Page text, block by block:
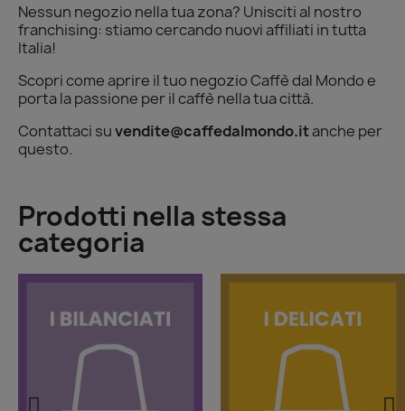
Nessun negozio nella tua zona? Unisciti al nostro
franchising: stiamo cercando nuovi affiliati in tutta
Italia!
Scopri come aprire il tuo negozio Caffè dal Mondo e
porta la passione per il caffè nella tua città.
Contattaci suvendite@caffedalmondo.itanche per
questo.
Prodotti nella stessa
categoria